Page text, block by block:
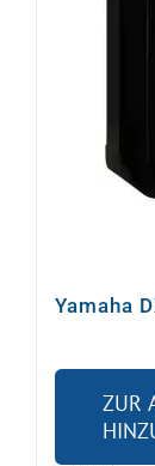
Yamaha
ZUR